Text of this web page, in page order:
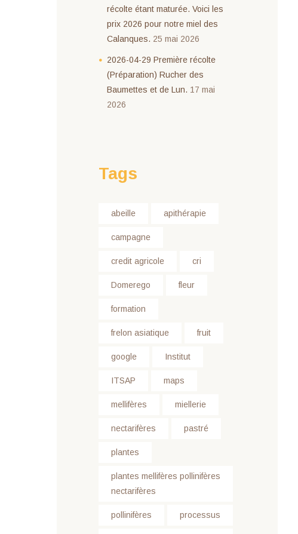
récolte étant maturée. Voici les
prix 2026 pour notre miel des
Calanques. 25 mai 2026
2026-04-29 Première récolte
(Préparation) Rucher des
Baumettes et de Lun. 17 mai
2026
Tags
abeille apithérapie
campagne
credit agricole cri
Domerego fleur
formation
frelon asiatique fruit
google Institut
ITSAP maps
mellifères miellerie
nectarifères pastré
plantes
plantes mellifères pollinifères
nectarifères
pollinifères processus